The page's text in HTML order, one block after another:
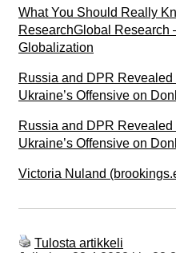
What You Should Really
ResearchGlobal Research
Globalization
Russia and DPR Revealed
Ukraine’s Offensive on
Russia and DPR Revealed
Ukraine’s Offensive on
Victoria Nuland
Tulosta artikkeli